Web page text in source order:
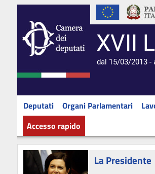
XVII
dal 15/03/2013 -
Deputati Organi Parlamentari
Accesso rapido
La Presidente